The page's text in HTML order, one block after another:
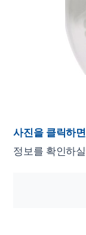
사진을 클릭하면
정보를 확인하